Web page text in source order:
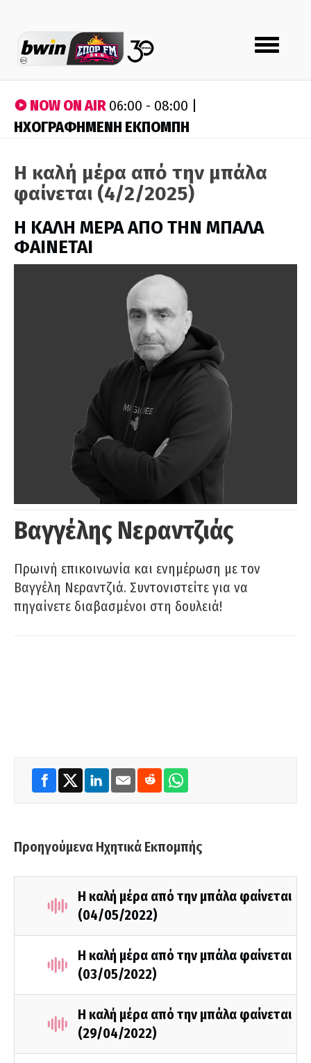
Toggle
navigation
NOW ON AIR06:00 - 08:00 |
ΗΧΟΓΡΑΦΗΜΕΝΗ ΕΚΠΟΜΠΗ
Η καλή μέρα από την μπάλα
φαίνεται (4/2/2025)
H ΚΑΛΗ ΜΕΡΑ ΑΠΟ ΤΗΝ ΜΠΑΛΑ
ΦΑΙΝΕΤΑΙ
Βαγγέλης Νεραντζιάς
Πρωινή επικοινωνία και ενημέρωση με τον
Βαγγέλη Νεραντζιά. Συντονιστείτε για να
πηγαίνετε διαβασμένοι στη δουλειά!
Προηγούμενα Ηχητικά Εκπομπής
Η καλή μέρα από την μπάλα φαίνεται
(04/05/2022)
Η καλή μέρα από την μπάλα φαίνεται
(03/05/2022)
Η καλή μέρα από την μπάλα φαίνεται
(29/04/2022)